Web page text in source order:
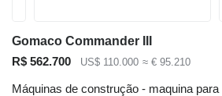
Gomaco Commander III
R$ 562.700
US$ 110.000 ≈ € 95.210
Máquinas de construção - maquina